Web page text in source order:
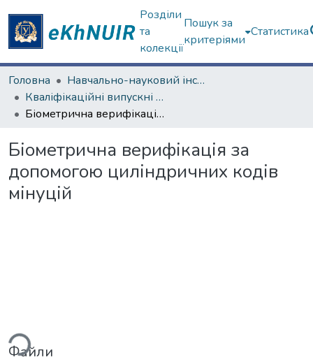
Розділи
та
колекції
Пошук за
критеріями
Статистика
Головна
Навчально-науковий інститут комп'ютерних наук та штучного інтелекту
Кваліфікаційні випускні роботи магістрів. Навчально-науковий інститут комп'ютерних наук та штучного інтелекту
Біометрична верифікація за допомогою циліндричних кодів мінуцій
Біометрична верифікація за
допомогою циліндричних кодів
мінуцій
Файли